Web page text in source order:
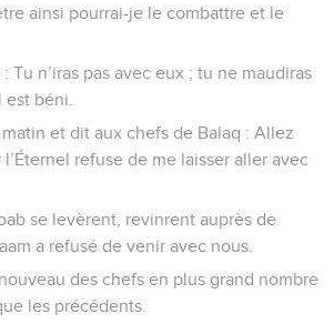
ainsi pourrai-je le combattre et le
Tu n’iras pas avec eux ; tu ne maudiras
béni.
et dit aux chefs de Balaq : Allez
refuse de me laisser aller avec
se levèrent, revinrent auprès de
a refusé de venir avec nous.
des chefs en plus grand nombre
les précédents.